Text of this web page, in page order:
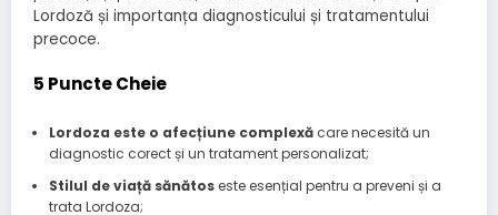
Lordoză și importanța diagnosticului și tratamentului
precoce.
5 Puncte Cheie
Lordoza este o afecțiune complexăcare necesită un
diagnostic corect și un tratament personalizat;
Stilul de viață sănătoseste esențial pentru a preveni și a
trata Lordoza;